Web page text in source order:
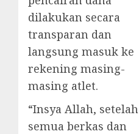
dilakukan secara
transparan dan
langsung masuk ke
rekening masing-
masing atlet.
“Insya Allah, setelah
semua berkas dan